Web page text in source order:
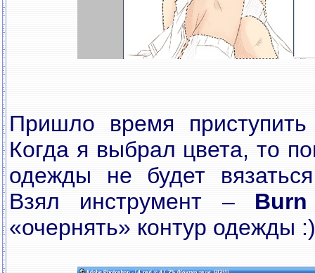
Пришло время
Когда я выбрал цвета, то
одежды не будет
Взял инструмент –
«очернять» контур одежды :)